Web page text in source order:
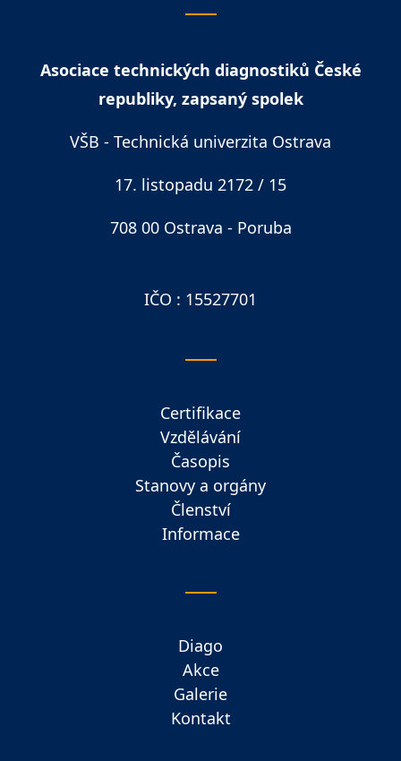
Asociace technických diagnostiků České
republiky, zapsaný spolek
VŠB - Technická univerzita Ostrava
17. listopadu 2172 / 15
708 00 Ostrava - Poruba
IČO : 15527701
Certifikace
Vzdělávání
Časopis
Stanovy a orgány
Členství
Informace
Diago
Akce
Galerie
Kontakt